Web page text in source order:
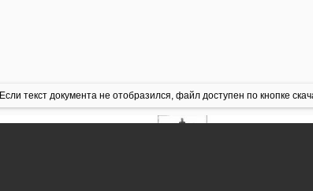
Если текст документа не отобразился, файл доступен по кнопке